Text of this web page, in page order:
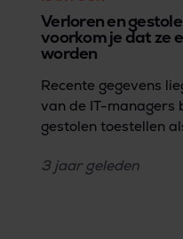
Verloren en
voorkom je dat ze
worden
Recente gegevens
van de IT-managers
gestolen toestellen
verantwoordelijk
3 jaargeleden